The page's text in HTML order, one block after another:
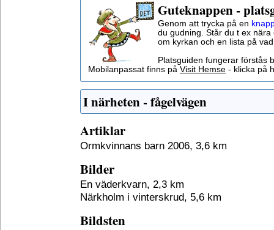
Guteknappen -
Genom att trycka på en
du gudning. Står du t ex
om kyrkan och en lista på
Platsguiden fungerar förstås
Mobilanpassat finns på Visit Hemse - klicka på
I närheten - fågelvägen
Artiklar
Ormkvinnans barn 2006, 3,6 km
Bilder
En väderkvarn, 2,3 km
Närkholm i vinterskrud, 5,6 km
Bildsten